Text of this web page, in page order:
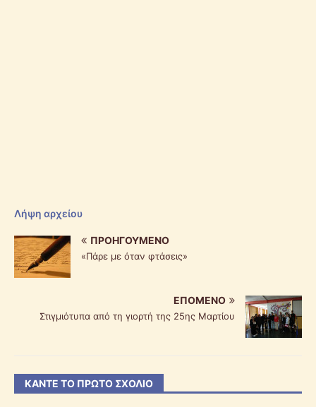
Λήψη αρχείου
ΠΡΟΗΓΟΎΜΕΝΟ
«Πάρε με όταν φτάσεις»
ΕΠΌΜΕΝΟ
Στιγμιότυπα από τη γιορτή της 25ης Μαρτίου
ΚΆΝΤΕ ΤΟ ΠΡΏΤΟ ΣΧΌΛΙΟ